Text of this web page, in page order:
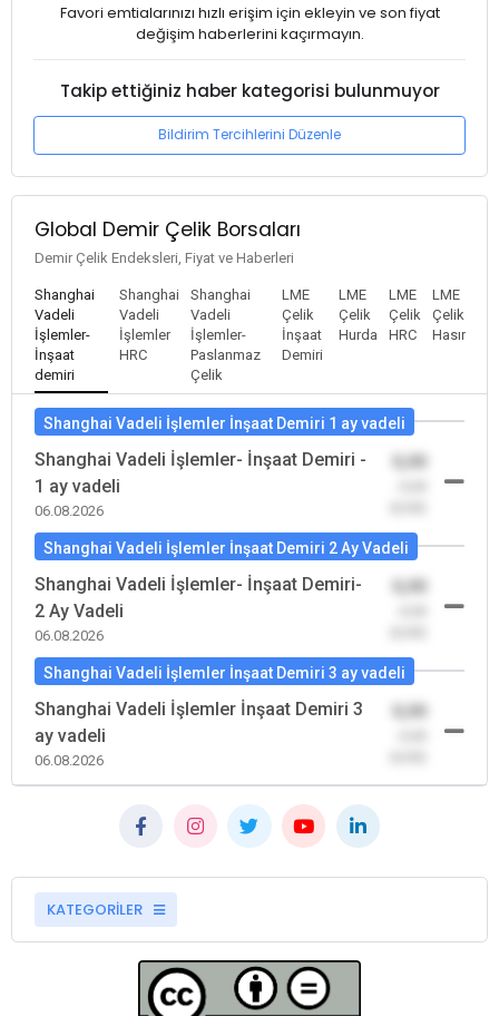
Favori emtialarınızı hızlı erişim için ekleyin ve son fiyat
değişim haberlerini kaçırmayın.
Takip ettiğiniz haber kategorisi bulunmuyor
Bildirim Tercihlerini Düzenle
Global Demir Çelik Borsaları
Demir Çelik Endeksleri, Fiyat ve Haberleri
Shanghai
Vadeli
İşlemler-
İnşaat
demiri
Shanghai
Vadeli
İşlemler
HRC
Shanghai
Vadeli
İşlemler-
Paslanmaz
Çelik
LME
Çelik
İnşaat
Demiri
LME
Çelik
Hurda
LME
Çelik
HRC
LME
Çelik
Hasır
Shanghai Vadeli İşlemler İnşaat Demiri 1 ay vadeli
Shanghai Vadeli İşlemler- İnşaat Demiri -
1 ay vadeli
06.08.2026
Shanghai Vadeli İşlemler İnşaat Demiri 2 Ay Vadeli
Shanghai Vadeli İşlemler- İnşaat Demiri-
2 Ay Vadeli
06.08.2026
Shanghai Vadeli İşlemler İnşaat Demiri 3 ay vadeli
Shanghai Vadeli İşlemler İnşaat Demiri 3
ay vadeli
06.08.2026
KATEGORİLER